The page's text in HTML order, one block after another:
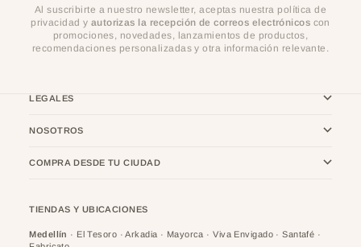
Al suscribirte a nuestro newsletter, aceptas nuestra política de
privacidad y autorizas la recepción de correos electrónicos con
promociones, novedades, lanzamientos de productos,
recomendaciones personalizadas y otra información relevante.
LEGALES
NOSOTROS
COMPRA DESDE TU CIUDAD
TIENDAS Y UBICACIONES
Medellín · El Tesoro · Arkadia · Mayorca · Viva Envigado · Santafé ·